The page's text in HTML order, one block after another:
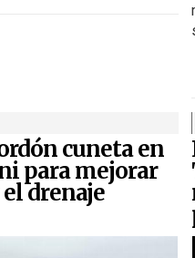
cuneta en
para mejorar
drenaje